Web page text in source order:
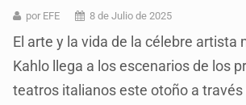
por EFE 8 de Julio de 2025
El arte y la vida de la célebre artista
Kahlo llega a los escenarios de los
teatros italianos este otoño a